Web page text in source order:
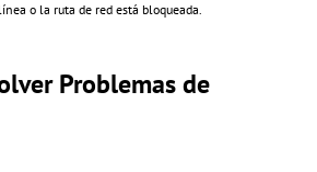
o la ruta de red está bloqueada.
Problemas de